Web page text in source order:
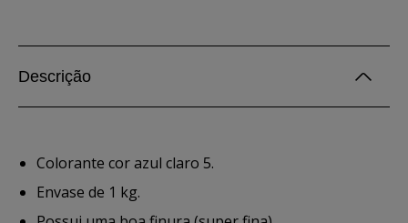
Descrição
Colorante cor azul claro 5.
Envase de 1 kg.